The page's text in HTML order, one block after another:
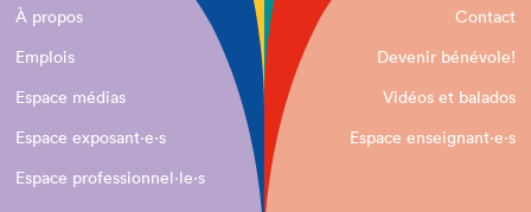
À propos
Contact
Emplois
Devenir bénévole!
Espace médias
Vidéos et balados
Espace exposant·e⋅s
Espace enseignant·e⋅s
Espace professionnel·le⋅s